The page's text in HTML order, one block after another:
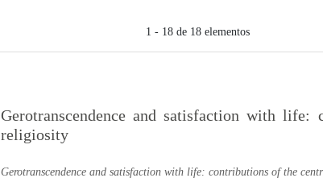
1 - 18 de 18 elementos
Gerotranscendence and satisfaction with
religiosity
Gerotranscendence and satisfaction with life: contributions of the